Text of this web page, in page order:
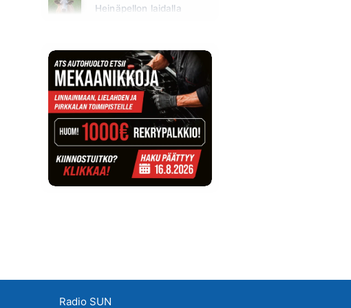
Heinäpellon laidalla
Radio SUN